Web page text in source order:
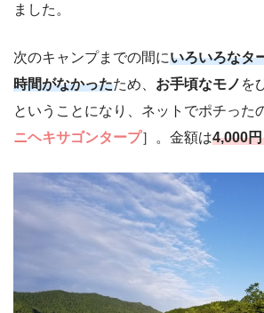
ました。
次のキャンプまでの間にいろいろなタ
時間がなかったため、 お手頃なモノ を
ということになり、ネットでポチった
ニヘキサゴンタープ］。金額は4,000